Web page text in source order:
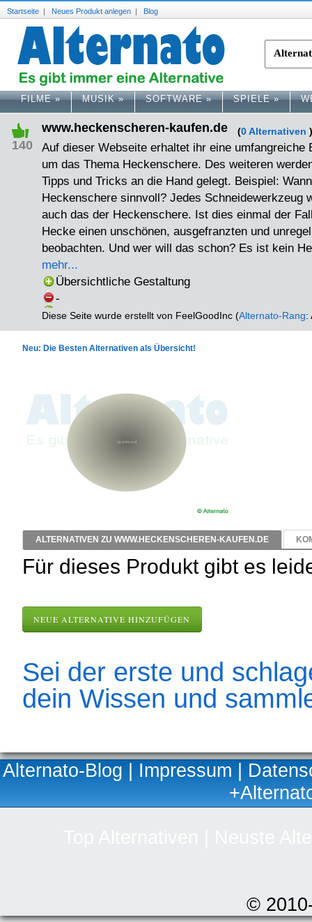
Startseite | Neues Produkt anlegen | Blog
FILME» MUSIK» SOFTWARE» SPIELE»
140
www.heckenscheren-kaufen.de (0 Alternativen )
Auf dieser Webseite erhaltet ihr eine umfangreiche
um das Thema Heckenschere. Des weiteren
Tipps und Tricks an die Hand gelegt. Beispiel:
Heckenschere sinnvoll? Jedes Schneidewerkzeug
auch das der Heckenschere. Ist dies einmal der
Hecke einen unschönen, ausgefranzten und
beobachten. Und wer will das schon? Es ist kein
mehr...
Übersichtliche Gestaltung
-
Diese Seite wurde erstellt von FeelGoodInc (Alternato-Rang:
Neu: Die Besten Alternativen als Übersicht!
ALTERNATIVEN ZU WWW.HECKENSCHEREN-KAUFEN.DE
Für dieses Produkt gibt es
NEUE ALTERNATIVE HINZUFÜGEN
Sei der erste und
dein Wissen und
Alternato-Blog | Impressum |
©